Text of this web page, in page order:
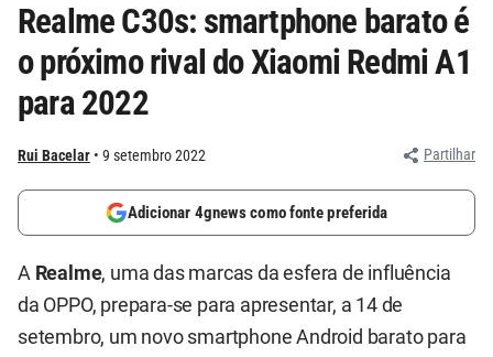
Realme C30s: smartphone barato é
o próximo rival do Xiaomi Redmi A1
para 2022
Rui Bacelar 9 setembro 2022 Partilhar
Adicionar 4gnews como fonte preferida
A Realme, uma das marcas da esfera de influência
da OPPO, prepara-se para apresentar, a 14 de
setembro, um novo smartphone Android barato para